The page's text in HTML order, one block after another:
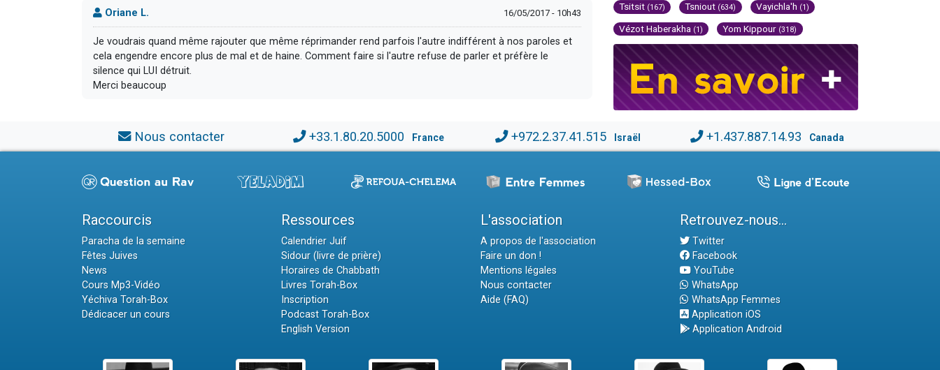
Oriane L. 16/05/2017 - 10h43
Je voudrais quand même rajouter que même réprimander rend parfois l'autre indifférent à nos paroles et
cela engendre encore plus de mal et de haine. Comment faire si l'autre refuse de parler et préfère le
silence qui LUI détruit.
Merci beaucoup
Tsitsit (167) Tsniout (634) Vayichla'h (1)
Vézot Haberakha (1) Yom Kippour (318)
Nous contacter +33.1.80.20.5000 France +972.2.37.41.515 Israël +1.437.887.14.93 Canada
Raccourcis
Paracha de la semaine
Fêtes Juives
News
Cours Mp3-Vidéo
Yéchiva Torah-Box
Dédicacer un cours
Ressources
Calendrier Juif
Sidour (livre de prière)
Horaires de Chabbath
Livres Torah-Box
Inscription
Podcast Torah-Box
English Version
L'association
A propos de l'association
Faire un don !
Mentions légales
Nous contacter
Aide (FAQ)
Retrouvez-nous...
Twitter
Facebook
YouTube
WhatsApp
WhatsApp Femmes
Application iOS
Application Android